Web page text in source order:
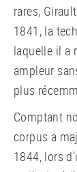
rares,
1841, la
laquelle il a
ampleur
plus
Comptant
corpus a
1844, lors